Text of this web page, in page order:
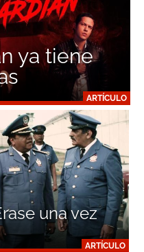
ARTÍCULO
ya tiene
ARTÍCULO
una vez